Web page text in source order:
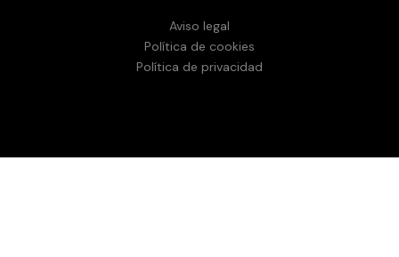
Aviso legal
Política de cookies
Política de privacidad